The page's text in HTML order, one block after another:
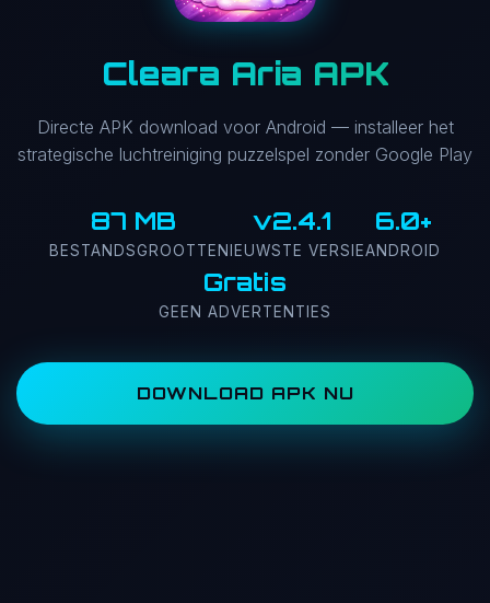
Cleara Aria APK
Directe APK download voor Android — installeer het
strategische luchtreiniging puzzelspel zonder Google Play
87 MB
BESTANDSGROOTTE
v2.4.1
NIEUWSTE VERSIE
6.0+
ANDROID
Gratis
GEEN ADVERTENTIES
DOWNLOAD APK NU